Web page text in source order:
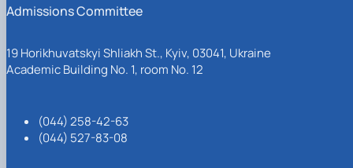
Admissions Committee
19 Horikhuvatskyi Shliakh St., Kyiv, 03041, Ukraine
Academic Building No. 1, room No. 12
(044) 258-42-63
(044) 527-83-08